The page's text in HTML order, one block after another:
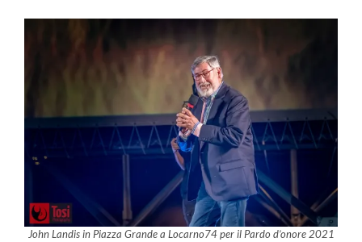
John Landis in Piazza Grande a Locarno74 per il Pardo d’onore 2021